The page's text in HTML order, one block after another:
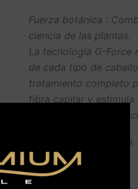
Fuerza botánica :
ciencia de las plantas.
La tecnología G-Force
de cada tipo de
tratamiento completo
fibra capilar y
fuerza, brillo e
Liberado | Sin
minerales
Agotado